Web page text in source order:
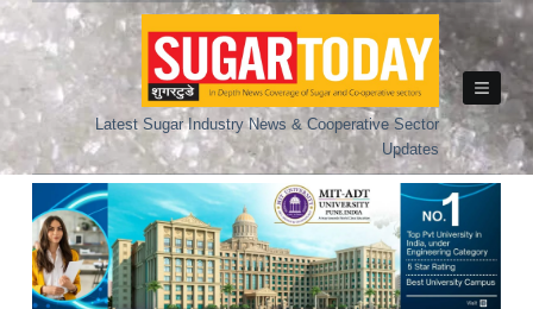
Skip
to
Latest Sugar Industry News & Cooperative Sector
Updates